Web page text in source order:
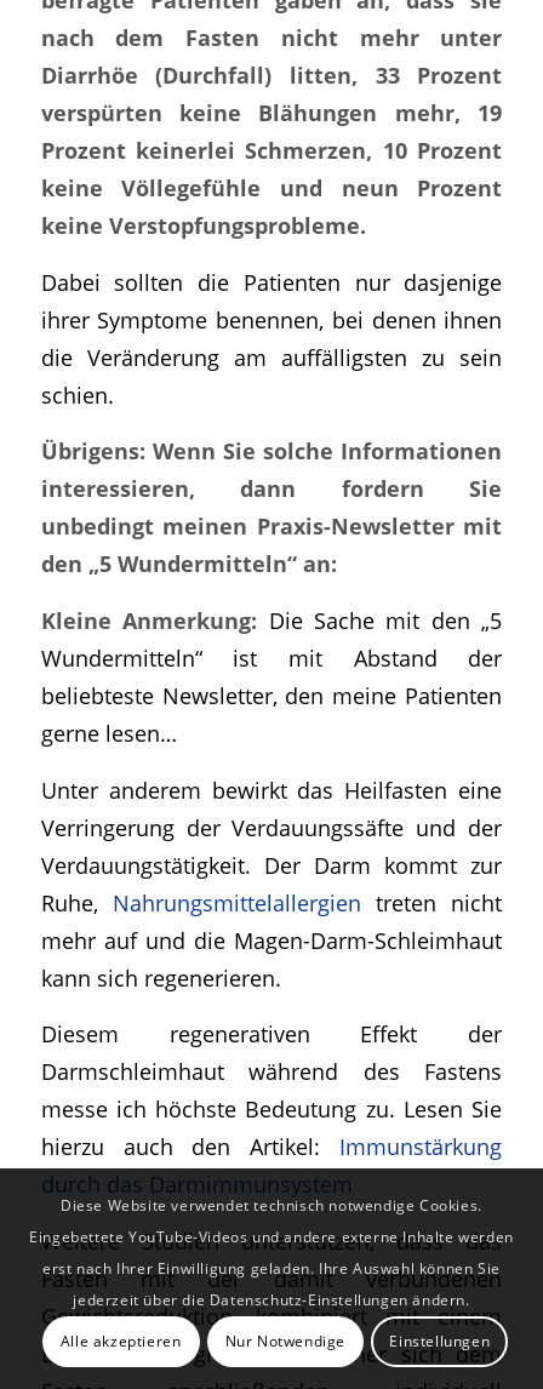
nach dem Fasten nicht mehr unter
Diarrhöe (Durchfall) litten, 33 Prozent
verspürten keine Blähungen mehr, 19
Prozent keinerlei Schmerzen, 10 Prozent
keine Völlegefühle und neun Prozent
keine Verstopfungsprobleme.
Dabei sollten die Patienten nur dasjenige
ihrer Symptome benennen, bei denen ihnen
die Veränderung am auffälligsten zu sein
schien.
Übrigens: Wenn Sie solche Informationen
interessieren, dann fordern Sie
unbedingt meinen Praxis-Newsletter mit
den „5 Wundermitteln“ an:
Kleine Anmerkung: Die Sache mit den „5
Wundermitteln“ ist mit Abstand der
beliebteste Newsletter, den meine Patienten
gerne lesen…
Unter anderem bewirkt das Heilfasten eine
Verringerung der Verdauungssäfte und der
Verdauungstätigkeit. Der Darm kommt zur
Ruhe, Nahrungsmittelallergien treten nicht
mehr auf und die Magen-Darm-Schleimhaut
kann sich regenerieren.
Diesem regenerativen Effekt der
Darmschleimhaut während des Fastens
messe ich höchste Bedeutung zu. Lesen Sie
hierzu auch den Artikel: Immunstärkung
durch das Darmimmunsystem
Weitere Studien unterstützen, dass das
Fasten mit der damit verbundenen
Gewichtsreduktion, kombiniert mit einem
Bewegungsprogramm und einer sich dem
Diese Website verwendet technisch notwendige Cookies.
Eingebettete YouTube-Videos und andere externe Inhalte werden
erst nach Ihrer Einwilligung geladen. Ihre Auswahl können Sie
jederzeit über die Datenschutz-Einstellungen ändern.
Alle akzeptieren Nur Notwendige Einstellungen